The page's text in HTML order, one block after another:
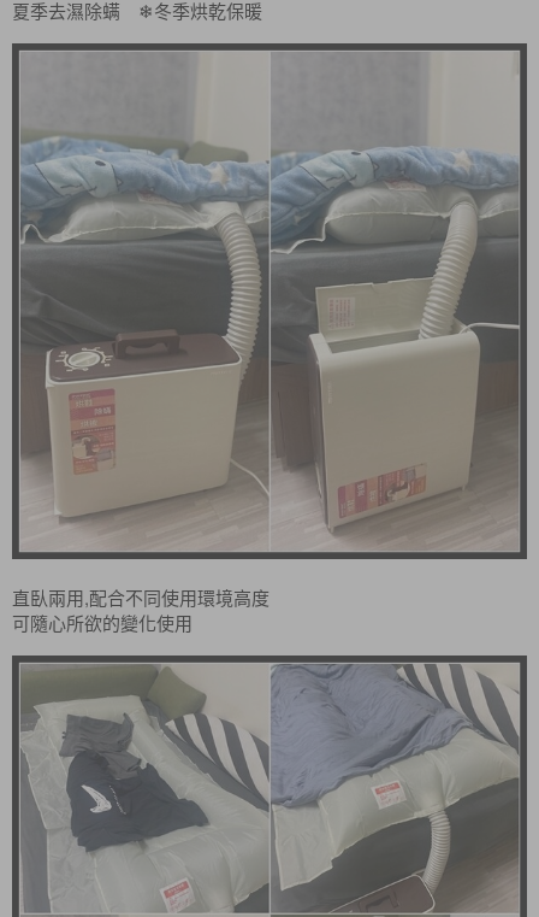
夏季去濕除螨 ❄冬季烘乾保暖
直臥兩用,配合不同使用環境高度
可隨心所欲的變化使用